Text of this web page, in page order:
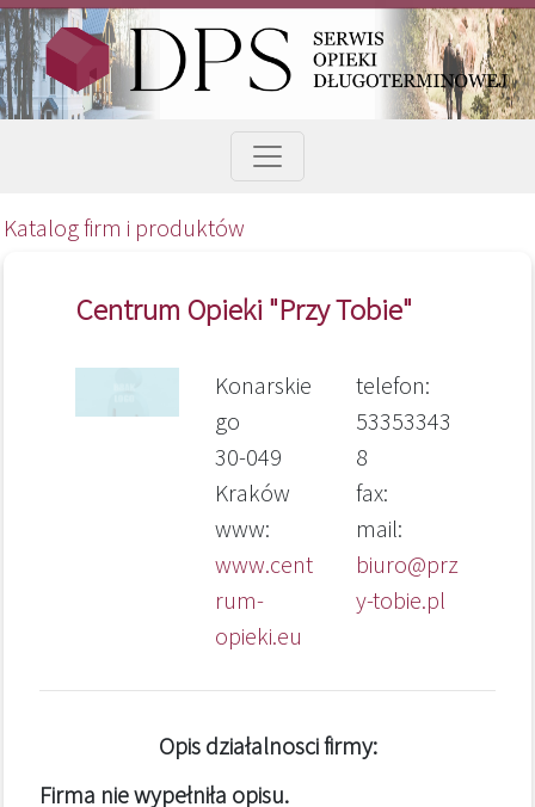
Katalog firm i produktów
Centrum Opieki "Przy Tobie"
Konarskie
go
30-049
Kraków
www:
www.cent
rum-
opieki.eu
telefon:
53353343
8
fax:
mail:
biuro@prz
y-tobie.pl
Opis działalnosci firmy:
Firma nie wypełniła opisu.